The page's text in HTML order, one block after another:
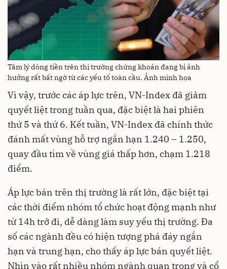
Tâm lý dòng tiền trên thị trường chứng khoán đang bị ảnh
hưởng rất bất ngờ từ các yếu tố toàn cầu. Ảnh minh họa
Vì vậy, trước các áp lực trên, VN-Index đã giảm
quyết liệt trong tuần qua, đặc biệt là hai phiên
thứ 5 và thứ 6. Kết tuần, VN-Index đã chính thức
đánh mất vùng hỗ trợ ngắn hạn 1.240 – 1.250,
quay đầu tìm về vùng giá thấp hơn, chạm 1.218
điểm.
Áp lực bán trên thị trường là rất lớn, đặc biệt tại
các thời điểm nhóm tổ chức hoạt động mạnh như
từ 14h trở đi, dễ dàng làm suy yếu thị trường. Đa
số các ngành đều có hiện tượng phá đáy ngắn
hạn và trung hạn, cho thấy áp lực bán quyết liệt.
Nhìn vào rất nhiều nhóm ngành quan trọng và cổ